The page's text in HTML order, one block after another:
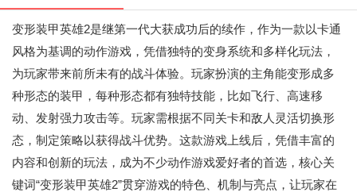
变形装甲英雄2是继第一代大获成功后的续作，作为一款以卡通
风格为基调的动作游戏，凭借独特的变身系统和多样化玩法，
为玩家带来前所未有的战斗体验。玩家扮演的主角能变形成多
种形态的装甲，每种形态都有独特技能，比如飞行、高速移
动、发射强力攻击等。玩家需根据不同关卡和敌人灵活切换形
态，制定策略以获得战斗优势。这款游戏上线后，凭借丰富的
内容和创新的玩法，成为不少动作游戏爱好者的首选，核心关
键词“变形装甲英雄2”贯穿游戏的特色、机制与亮点，让玩家在